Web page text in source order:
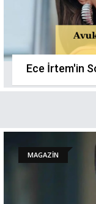
Ece İrtem'in
MAGAZİN